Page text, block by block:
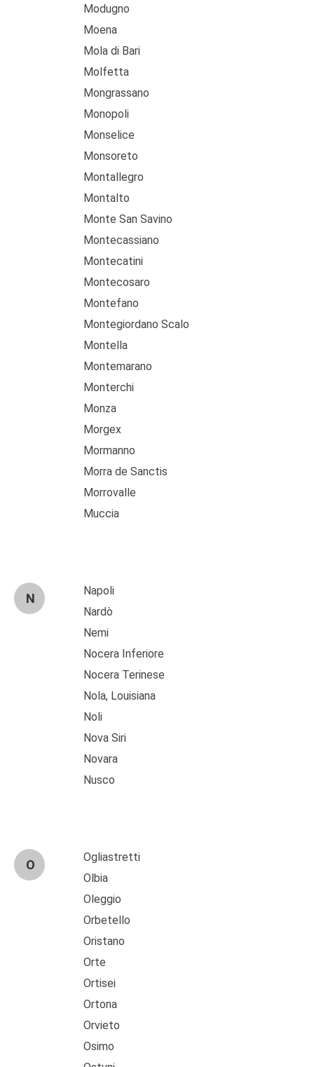
Modugno
Moena
Mola di Bari
Molfetta
Mongrassano
Monopoli
Monselice
Monsoreto
Montallegro
Montalto
Monte San Savino
Montecassiano
Montecatini
Montecosaro
Montefano
Montegiordano Scalo
Montella
Montemarano
Monterchi
Monza
Morgex
Mormanno
Morra de Sanctis
Morrovalle
Muccia
N
Napoli
Nardò
Nemi
Nocera Inferiore
Nocera Terinese
Nola, Louisiana
Noli
Nova Siri
Novara
Nusco
O
Ogliastretti
Olbia
Oleggio
Orbetello
Oristano
Orte
Ortisei
Ortona
Orvieto
Osimo